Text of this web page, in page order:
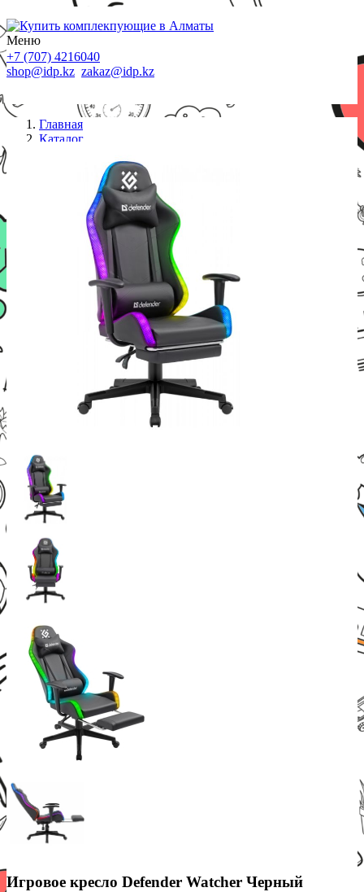
Меню
+7 (707) 4216040
shop@idp.kz zakaz@idp.kz
Главная
Каталог
Игровое кресло Defender Watcher Черный
Игровое кресло Defender Watcher Черный